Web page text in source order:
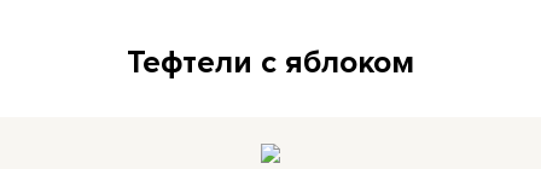
Тефтели с яблоком